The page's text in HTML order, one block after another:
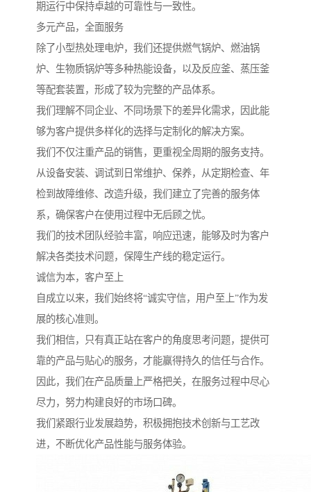
期运行中保持卓越的可靠性与一致性。
多元产品，全面服务
除了小型热处理电炉，我们还提供燃气锅炉、燃油锅
炉、生物质锅炉等多种热能设备，以及反应釜、蒸压釜
等配套装置，形成了较为完整的产品体系。
我们理解不同企业、不同场景下的差异化需求，因此能
够为客户提供多样化的选择与定制化的解决方案。
我们不仅注重产品的销售，更重视全周期的服务支持。
从设备安装、调试到日常维护、保养，从定期检查、年
检到故障维修、改造升级，我们建立了完善的服务体
系，确保客户在使用过程中无后顾之忧。
我们的技术团队经验丰富，响应迅速，能够及时为客户
解决各类技术问题，保障生产线的稳定运行。
诚信为本，客户至上
自成立以来，我们始终将“诚实守信，用户至上”作为发
展的核心准则。
我们相信，只有真正站在客户的角度思考问题，提供可
靠的产品与贴心的服务，才能赢得持久的信任与合作。
因此，我们在产品质量上严格把关，在服务过程中尽心
尽力，努力构建良好的市场口碑。
我们紧跟行业发展趋势，积极拥抱技术创新与工艺改
进，不断优化产品性能与服务体验。